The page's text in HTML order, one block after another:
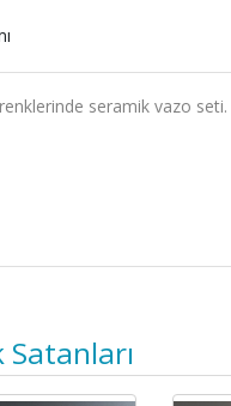
renklerinde seramik vazo